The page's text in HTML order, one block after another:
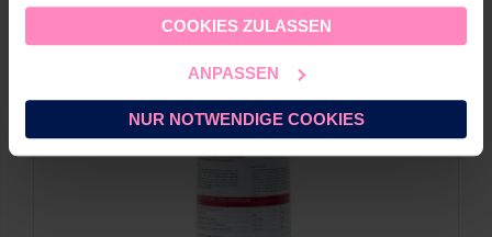
dieser Daten sind im CH-US Data Privacy Framework
(DPF) gelistet, dass ein angemessenes
Datenschutzniveau gewährleistet. Für nicht zertifizierte
EU‑Standardvertragsklauseln mit CH‑Ergänzungen) ein.
Sie könnenalle Cookies akzeptierenodernur
Einstellung können Sie im Fußbereich dieser Website
COOKIES ZULASSEN
ANPASSEN
NUR NOTWENDIGE COOKIES